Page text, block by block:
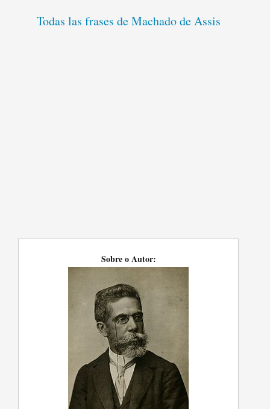
Todas las frases de Machado de Assis
Sobre o Autor: